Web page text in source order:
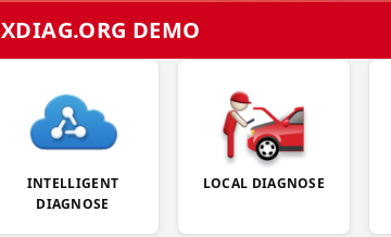
XDIAG.ORG DEMO
INTELLIGENT
DIAGNOSE
LOCAL DIAGNOSE